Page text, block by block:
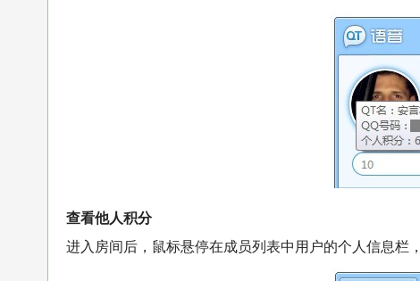
查看他人积分
进入房间后，鼠标悬停在成员列表中用户的个人信息栏